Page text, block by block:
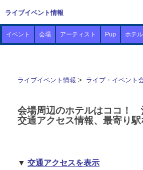
ライブイベント情報
イベント 会場 アーティスト Pup ホテル
ライブイベント情報 > ライブ・イベント
会場周辺のホテルはココ！
交通アクセス情報、最寄り駅
▼ 交通アクセスを表示